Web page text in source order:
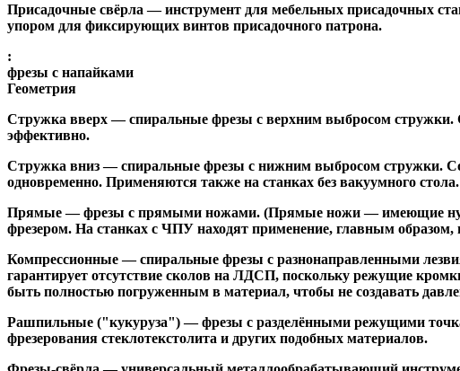
Присадочные свёрла — инструмент для мебельных присадочных
упором для фиксирующих винтов присадочного патрона.
:
фрезы с напайками
Геометрия
Стружка вверх— спиральные фрезы с верхним выбросом стружки.
эффективно.
Стружка вниз— спиральные фрезы с нижним выбросом стружки.
одновременно. Применяются также на станках без вакуумного стола.
Прямые— фрезы с прямыми ножами. (Прямые ножи — имеющие
фрезером. На станках с ЧПУ находят применение, главным
Компрессионные— спиральные фрезы с разнонаправленными
гарантирует отсутствие сколов на ЛДСП, поскольку режущие
быть полностью погруженным в материал, чтобы не создавать
Рашпильные ("кукуруза")— фрезы с разделёнными режущими
фрезерования стеклотекстолита и других подобных материалов.